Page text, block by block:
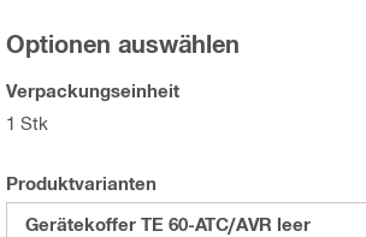
Optionen auswählen
Verpackungseinheit
1 Stk
Produktvarianten
Gerätekoffer TE 60-ATC/AVR leer